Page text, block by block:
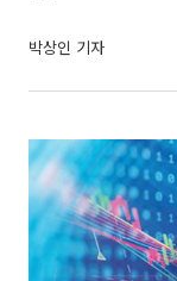
박상인 기자